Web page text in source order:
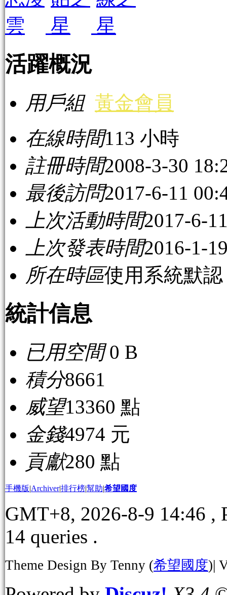
活躍概況
用戶組 黃金會員
在線時間113 小時
註冊時間2008-3-30
最後訪問2017-6-11
上次活動時間2017-6-
上次發表時間2016-1-
所在時區使用系統默認
統計信息
已用空間0 B
積分8661
威望13360 點
金錢4974 元
貢獻280 點
手機版|Archiver|排行榜|幫助|希望國度
GMT+8, 2026-8-9 14:46 ,
14 queries .
Theme Design By Tenny (希望國度)|